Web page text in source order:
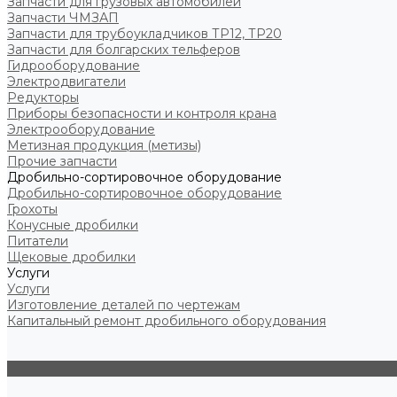
Запчасти ЧМЗАП
Запчасти для трубоукладчиков ТР12, ТР20
Запчасти для болгарских тельферов
Гидрооборудование
Электродвигатели
Редукторы
Приборы безопасности и контроля крана
Электрооборудование
Метизная продукция (метизы)
Прочие запчасти
Дробильно-сортировочное оборудование
Дробильно-сортировочное оборудование
Грохоты
Конусные дробилки
Питатели
Щековые дробилки
Услуги
Услуги
Изготовление деталей по чертежам
Капитальный ремонт дробильного оборудования